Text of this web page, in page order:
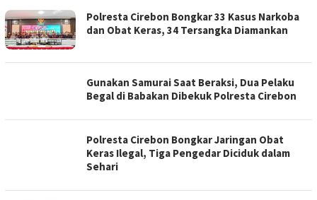
Polresta Cirebon Bongkar 33 Kasus Narkoba
dan Obat Keras, 34 Tersangka Diamankan
Gunakan Samurai Saat Beraksi, Dua Pelaku
Begal di Babakan Dibekuk Polresta Cirebon
Polresta Cirebon Bongkar Jaringan Obat
Keras Ilegal, Tiga Pengedar Diciduk dalam
Sehari